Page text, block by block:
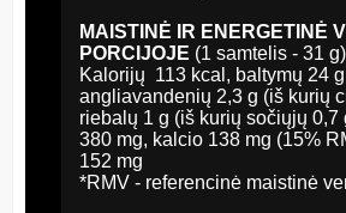
MAISTIN Ė IR ENERGETINĖ
PORCIJOJE (1 samtelis - 31
Kalorijų 113 kcal, baltymų 24
angliavandenių 2,3 g (iš kurių
riebalų 1 g (iš kurių sočiųjų 0,7
380 mg, kalcio 138 mg (15%
152 mg
*RMV - referencinė maistinė